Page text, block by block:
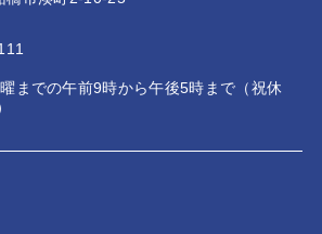
までの午前9時から午後5時まで（祝休